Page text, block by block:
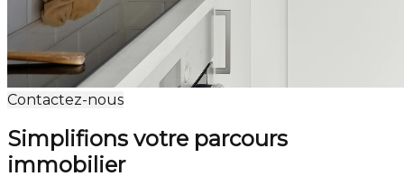
Contactez-nous
Simplifions votre parcours
immobilier